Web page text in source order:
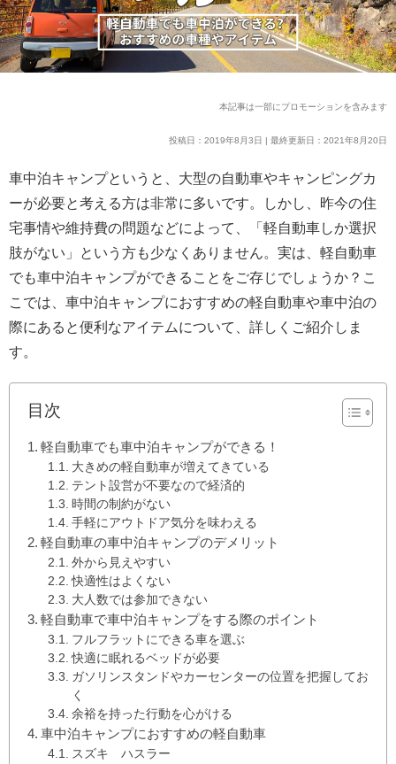
本記事は一部にプロモーションを含みます
投稿日：2019年8月3日 | 最終更新日：2021年8月20日
車中泊キャンプというと、大型の自動車やキャンピングカ
ーが必要と考える方は非常に多いです。しかし、昨今の住
宅事情や維持費の問題などによって、「軽自動車しか選択
肢がない」という方も少なくありません。実は、軽自動車
でも車中泊キャンプができることをご存じでしょうか？こ
こでは、車中泊キャンプにおすすめの軽自動車や車中泊の
際にあると便利なアイテムについて、詳しくご紹介しま
す。
目次
軽自動車でも車中泊キャンプができる！
大きめの軽自動車が増えてきている
テント設営が不要なので経済的
時間の制約がない
手軽にアウトドア気分を味わえる
軽自動車の車中泊キャンプのデメリット
外から見えやすい
快適性はよくない
大人数では参加できない
軽自動車で車中泊キャンプをする際のポイント
フルフラットにできる車を選ぶ
快適に眠れるベッドが必要
ガソリンスタンドやカーセンターの位置を把握してお
く
余裕を持った行動を心がける
車中泊キャンプにおすすめの軽自動車
スズキ ハスラー